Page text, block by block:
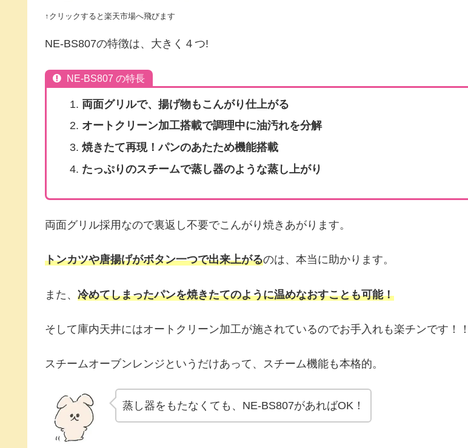
↑クリックすると楽天市場へ飛びます
NE-BS807の特徴は、大きく４つ!
NE‐BS807 の特長
両面グリルで、揚げ物もこんがり仕上がる
オートクリーン加工搭載で調理中に油汚れを分解
焼きたて再現！パンのあたため機能搭載
たっぷりのスチームで蒸し器のような蒸し上がり
両面グリル採用なので裏返し不要でこんがり焼きあがります。
トンカツや唐揚げがボタン一つで出来上がるのは、本当に助かります。
また、 冷めてしまったパンを焼きたてのように温めなおすことも可能！
そして庫内天井にはオートクリーン加工が施されているのでお手入れも楽チンです！！
スチームオーブンレンジというだけあって、スチーム機能も本格的。
蒸し器をもたなくても、NE‐BS807があればOK！